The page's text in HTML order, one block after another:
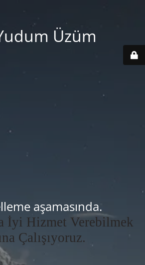
Üzüm
aşamasında.
İyi Hizmet Verebilmek
Çalışıyoruz.